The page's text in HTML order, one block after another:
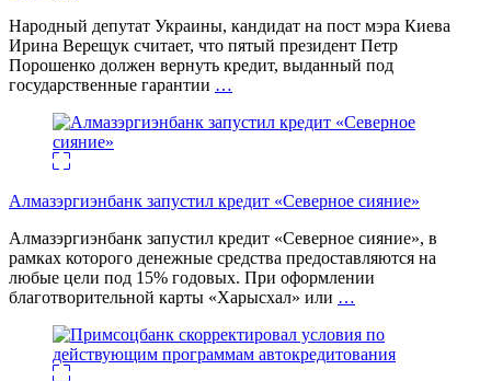
Народный депутат Украины, кандидат на пост мэра Киева
Ирина Верещук считает, что пятый президент Петр
Порошенко должен вернуть кредит, выданный под
государственные гарантии …
Алмазэргиэнбанк запустил кредит «Северное сияние»
Алмазэргиэнбанк запустил кредит «Северное сияние», в
рамках которого денежные средства предоставляются на
любые цели под 15% годовых. При оформлении
благотворительной карты «Харысхал» или …